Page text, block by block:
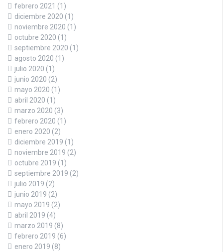
febrero 2021 (1)
diciembre 2020 (1)
noviembre 2020 (1)
octubre 2020 (1)
septiembre 2020 (1)
agosto 2020 (1)
julio 2020 (1)
junio 2020 (2)
mayo 2020 (1)
abril 2020 (1)
marzo 2020 (3)
febrero 2020 (1)
enero 2020 (2)
diciembre 2019 (1)
noviembre 2019 (2)
octubre 2019 (1)
septiembre 2019 (2)
julio 2019 (2)
junio 2019 (2)
mayo 2019 (2)
abril 2019 (4)
marzo 2019 (8)
febrero 2019 (6)
enero 2019 (8)